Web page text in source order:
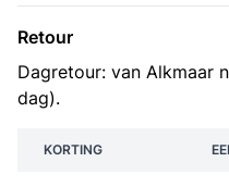
Retour
Dagretour: van Alkmaar
dag).
KORTING